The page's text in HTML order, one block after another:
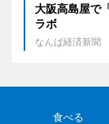
大阪高島屋で
ラボ
なんば経済新聞
食べる